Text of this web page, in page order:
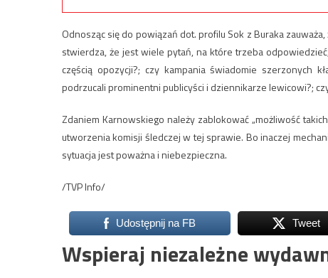
Odnosząc się do powiązań dot. profilu Sok z Buraka
stwierdza, że jest wiele pytań, na które trzeba
częścią opozycji?; czy kampania świadomie szerzonych
podrzucali prominentni publicyści i dziennikarze lewicowi?;
Zdaniem Karnowskiego należy zablokować „możliwość
utworzenia komisji śledczej w tej sprawie. Bo inaczej
sytuacja jest poważna i niebezpieczna.
/TVP Info/
Udostępnij na FB Tweet
Wspieraj niezależne